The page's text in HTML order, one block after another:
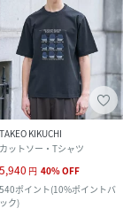
TAKEO KIKUCHI
カットソー・Tシャツ
5,940 円 40%OFF
540ポイント(10%ポイントバ
ック)